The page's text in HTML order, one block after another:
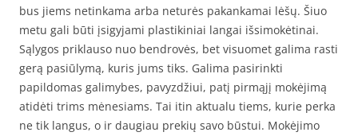
bus jiems netinkama arba neturės pakankamai lėšų. Šiuo
metu gali būti įsigyjami plastikiniai langai išsimokėtinai.
Sąlygos priklauso nuo bendrovės, bet visuomet galima rasti
gerą pasiūlymą, kuris jums tiks. Galima pasirinkti
papildomas galimybes, pavyzdžiui, patį pirmąjį mokėjimą
atidėti trims mėnesiams. Tai itin aktualu tiems, kurie perka
ne tik langus, o ir daugiau prekių savo būstui. Mokėjimo